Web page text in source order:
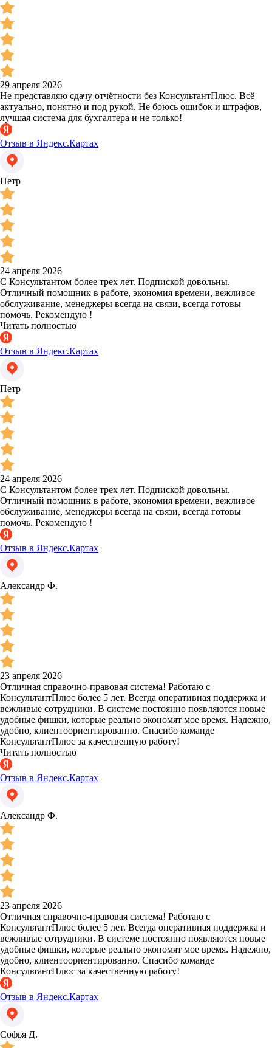
29 апреля 2026
Не представляю сдачу отчётности без КонсультантПлюс. Всё
актуально, понятно и под рукой. Не боюсь ошибок и штрафов,
лучшая система для бухгалтера и не только!
Отзыв в Яндекс.Картах
Петр
24 апреля 2026
С Консультантом более трех лет. Подпиской довольны.
Отличный помощник в работе, экономия времени, вежливое
обслуживание, менеджеры всегда на связи, всегда готовы
помочь. Рекомендую !
Читать полностью
Отзыв в Яндекс.Картах
Петр
24 апреля 2026
С Консультантом более трех лет. Подпиской довольны.
Отличный помощник в работе, экономия времени, вежливое
обслуживание, менеджеры всегда на связи, всегда готовы
помочь. Рекомендую !
Отзыв в Яндекс.Картах
Александр Ф.
23 апреля 2026
Отличная справочно-правовая система! Работаю с
КонсультантПлюс более 5 лет. Всегда оперативная поддержка и
вежливые сотрудники. В системе постоянно появляются новые
удобные фишки, которые реально экономят мое время. Надежно,
удобно, клиентоориентированно. Спасибо команде
КонсультантПлюс за качественную работу!
Читать полностью
Отзыв в Яндекс.Картах
Александр Ф.
23 апреля 2026
Отличная справочно-правовая система! Работаю с
КонсультантПлюс более 5 лет. Всегда оперативная поддержка и
вежливые сотрудники. В системе постоянно появляются новые
удобные фишки, которые реально экономят мое время. Надежно,
удобно, клиентоориентированно. Спасибо команде
КонсультантПлюс за качественную работу!
Отзыв в Яндекс.Картах
Софья Д.